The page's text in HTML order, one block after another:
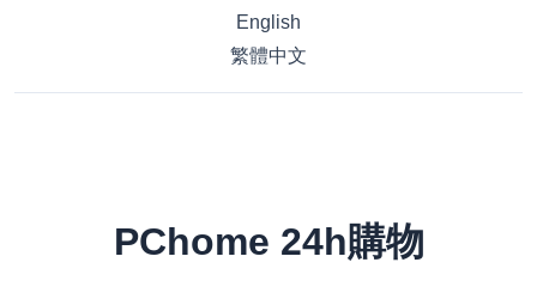
English
繁體中文
PChome 24h購物